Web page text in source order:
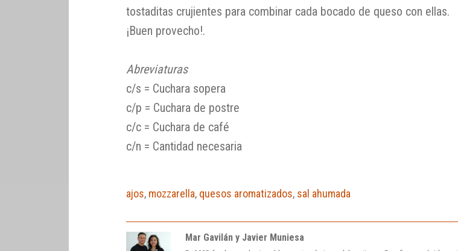
tostaditas crujientes para combinar cada bocado de queso con ellas.
¡Buen provecho!.
Abreviaturas
c/s = Cuchara sopera
c/p = Cuchara de postre
c/c = Cuchara de café
c/n = Cantidad necesaria
ajos, mozzarella, quesos aromatizados, sal ahumada
Mar Gavilán y Javier Muniesa